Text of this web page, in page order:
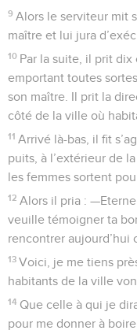
9 Alors le serviteur mit
maître et lui jura
10 Par la suite, il prit
emportant toutes
son maître. Il prit la
côté de la ville où
11 Arrivé là-bas, il fit
puits, à l’extérieur de
les femmes sortent
12 Alors il pria :
veuille témoigner ta
rencontrer aujourd’hui
13 Voici, je me tiens
habitants de la ville
14 Que celle à qui je
pour me donner à